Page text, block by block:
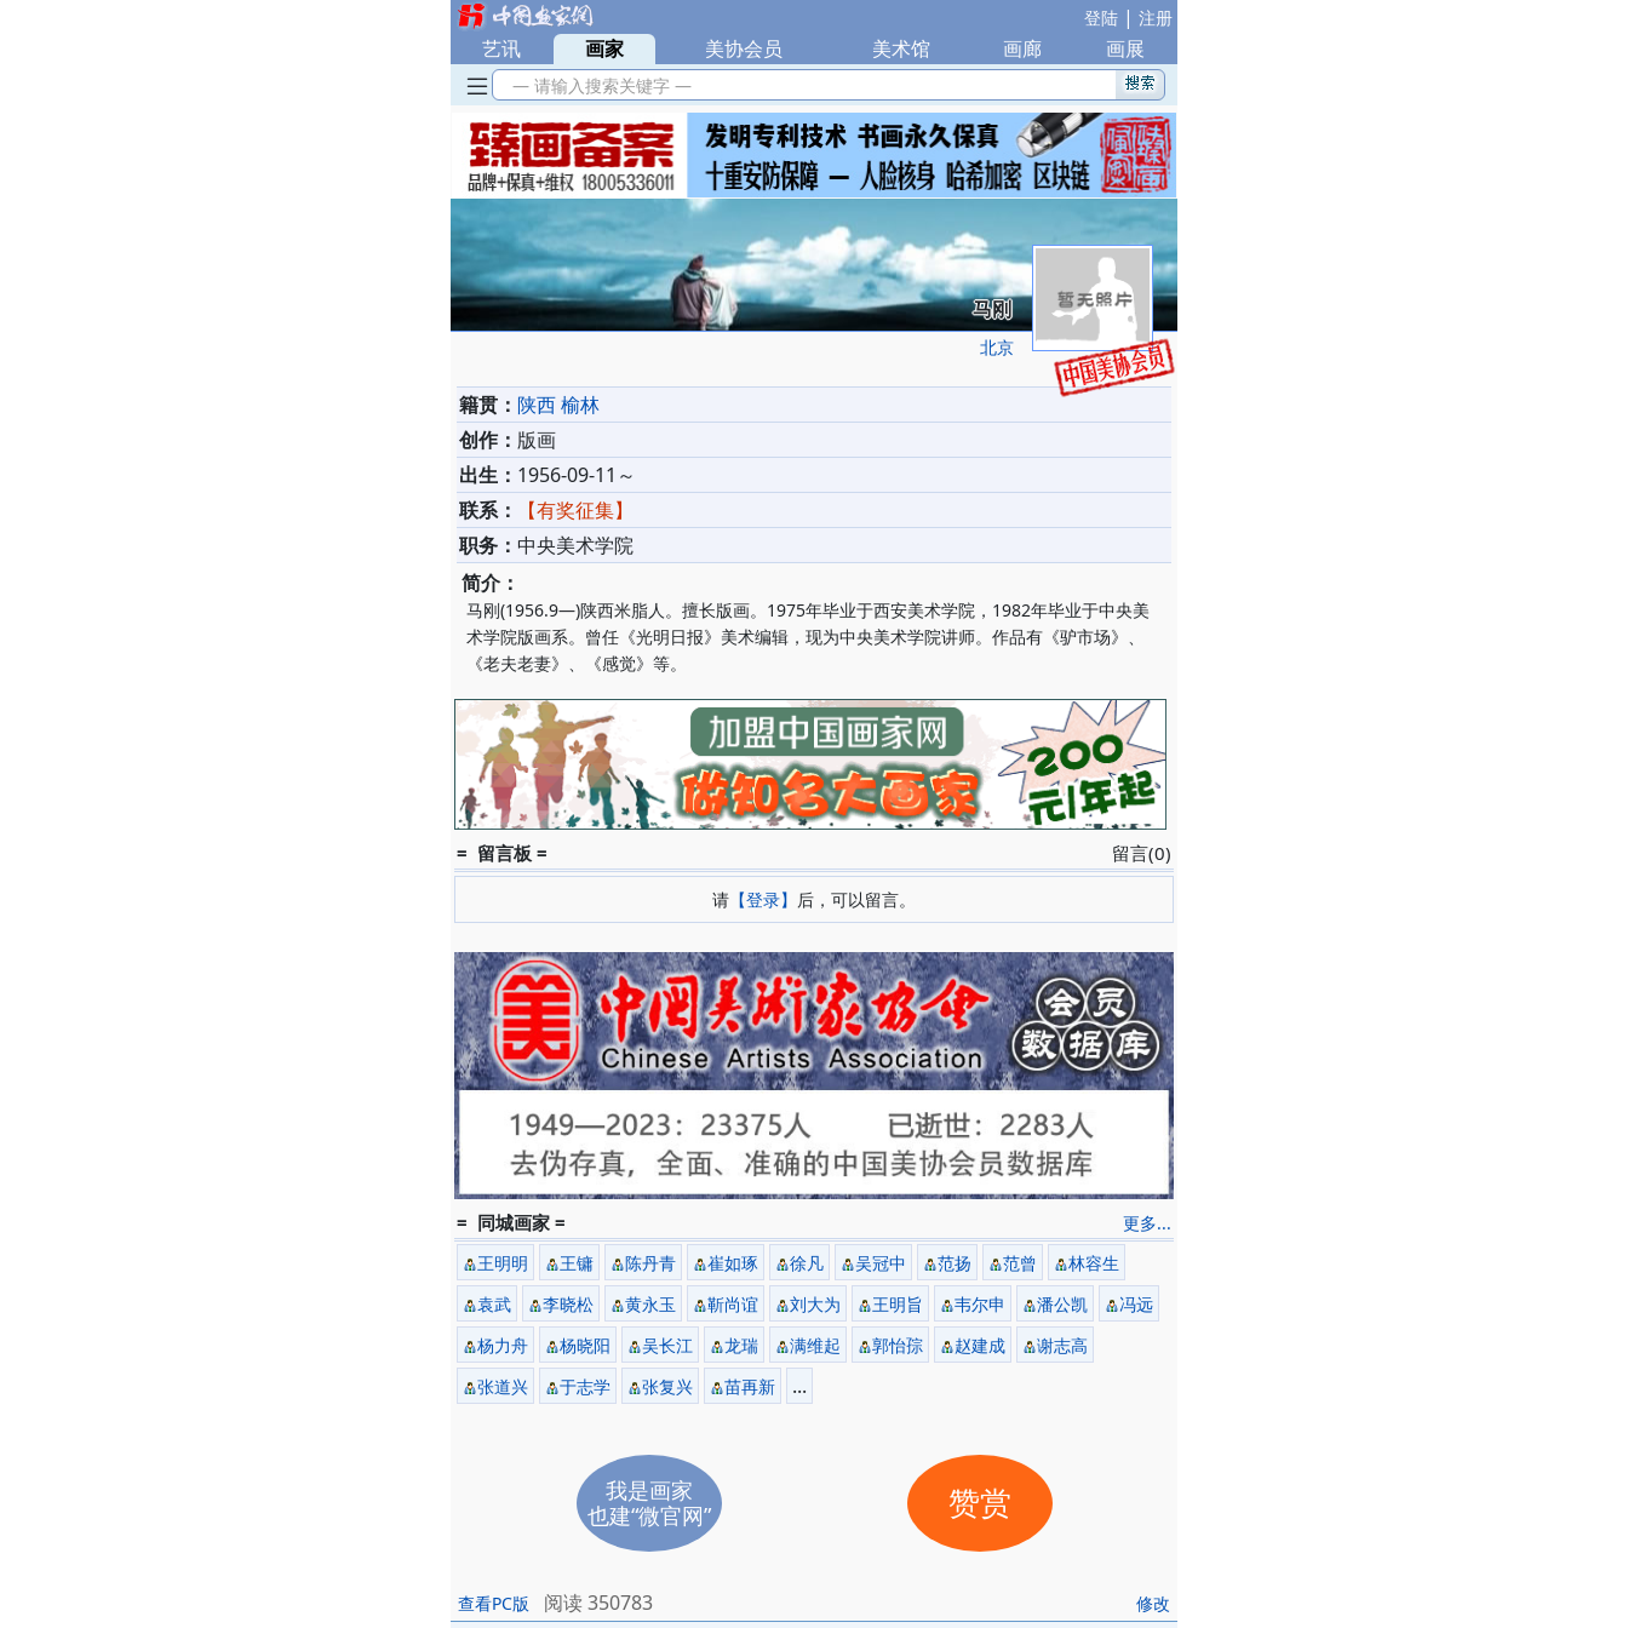
登陆 | 注册
艺讯 | 画家 美协会员 美术馆 画廊 画展
— 请输入搜索关键字 —
马刚
北京
籍贯： 陕西 榆林
创作： 版画
出生： 1956-09-11～
联系：
【有奖征集】
职务： 中央美术学院
简介：
马刚(1956.9—)陕西米脂人。擅长版画。1975年毕业于西安美术学院，1982年毕业于中央美
术学院版画系。曾任《光明日报》美术编辑，现为中央美术学院讲师。作品有《驴市场》、
《老夫老妻》、《感觉》等。
留言(0)
= 留言板 =
请 【登录】 后，可以留言。
更多...
= 同城画家 =
王明明 王镛 陈丹青 崔如琢 徐凡 吴冠中 范扬 范曾
林容生
袁武
李晓松 黄永玉 靳尚谊 刘大为 王明旨 韦尔申 潘公凯
冯远
杨力舟
杨晓阳 吴长江 龙瑞 满维起 郭怡孮 赵建成
谢志高
张道兴
于志学 张复兴 苗再新 ...
我是画家
也建“微官网”
赞赏
修改
查看PC版 阅读 350783